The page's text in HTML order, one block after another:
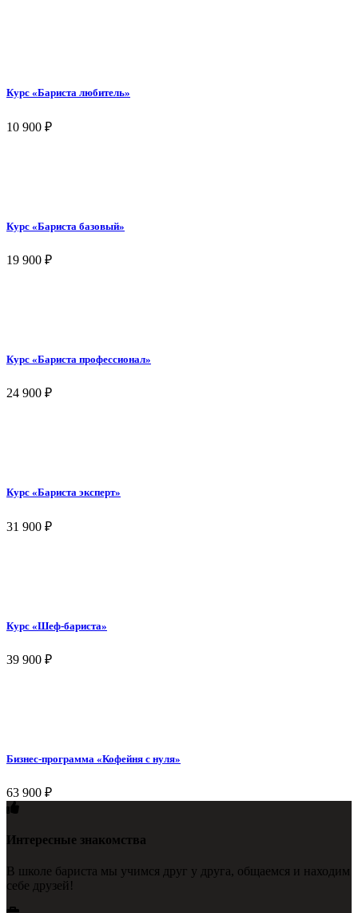
Курс «Бариста любитель»
10 900 ₽
Курс «Бариста базовый»
19 900 ₽
Курс «Бариста профессионал»
24 900 ₽
Курс «Бариста эксперт»
31 900 ₽
Курс «Шеф-бариста»
39 900 ₽
Бизнес-программа «Кофейня с нуля»
63 900 ₽
Интересные знакомства
В школе бариста мы учимся друг у друга, общаемся и находим
себе друзей!